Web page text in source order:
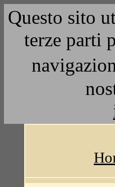
Questo sito
terze parti